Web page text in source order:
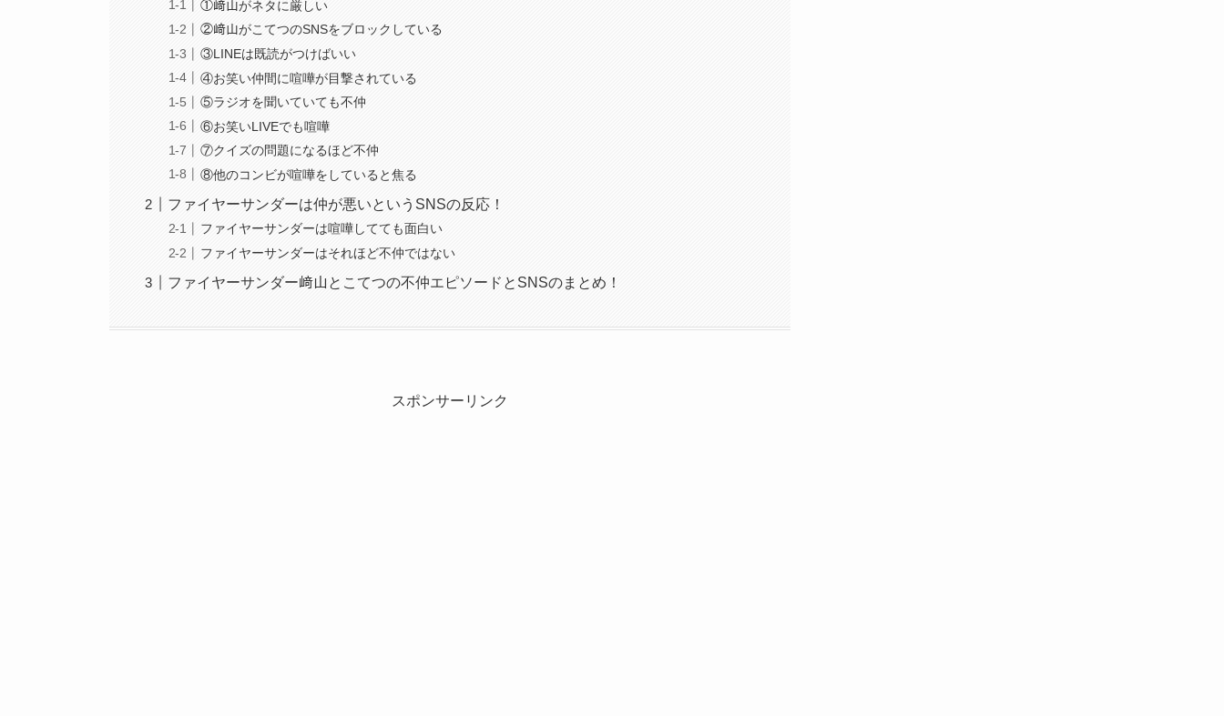
①﨑山がネタに厳しい
②﨑山がこてつのSNSをブロックしている
③LINEは既読がつけばいい
④お笑い仲間に喧嘩が目撃されている
⑤ラジオを聞いていても不仲
⑥お笑いLIVEでも喧嘩
⑦クイズの問題になるほど不仲
⑧他のコンビが喧嘩をしていると焦る
ファイヤーサンダーは仲が悪いというSNSの反応！
ファイヤーサンダーは喧嘩してても面白い
ファイヤーサンダーはそれほど不仲ではない
ファイヤーサンダー﨑山とこてつの不仲エピソードとSNSのまとめ！
スポンサーリンク